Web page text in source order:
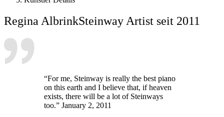
Regina AlbrinkSteinway Artist seit 2011
“For me, Steinway is really the best piano
on this earth and I believe that, if heaven
exists, there will be a lot of Steinways
too.” January 2, 2011